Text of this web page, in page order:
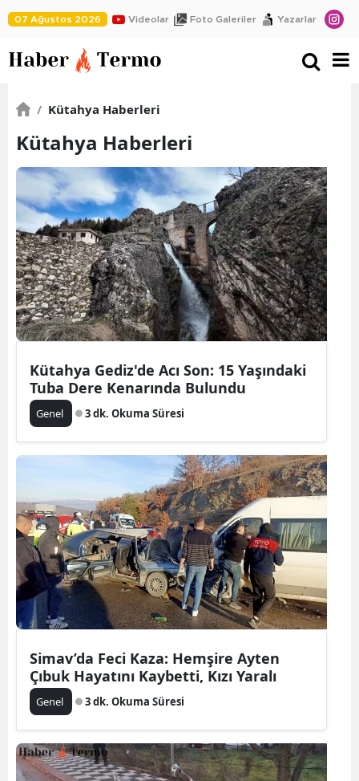
07 Ağustos 2026 Videolar Foto Galeriler Yazarlar
/ Kütahya Haberleri
Kütahya Haberleri
Kütahya Gediz'de Acı Son: 15 Yaşındaki
Tuba Dere Kenarında Bulundu
Genel 3 dk. Okuma Süresi
Simav’da Feci Kaza: Hemşire Ayten
Çıbuk Hayatını Kaybetti, Kızı Yaralı
Genel 3 dk. Okuma Süresi